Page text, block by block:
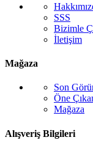
SSS
Bizimle
İletişim
Mağaza
Son
Öne
Mağaza
Alışveriş Bilgileri